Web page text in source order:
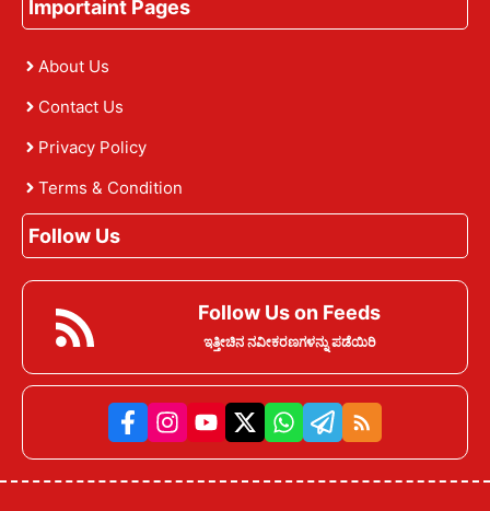
Importaint Pages
About Us
Contact Us
Privacy Policy
Terms & Condition
Follow Us
Follow Us on Feeds
ಇತ್ತೀಚಿನ ನವೀಕರಣಗಳನ್ನು ಪಡೆಯಿರಿ